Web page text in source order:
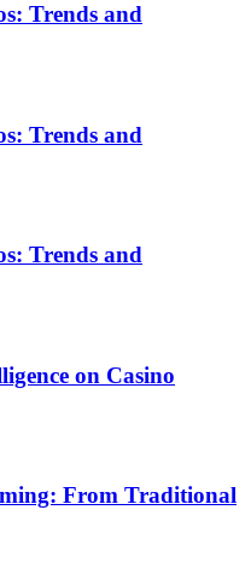
Trends and
Trends and
Trends and
on Casino
From Traditional